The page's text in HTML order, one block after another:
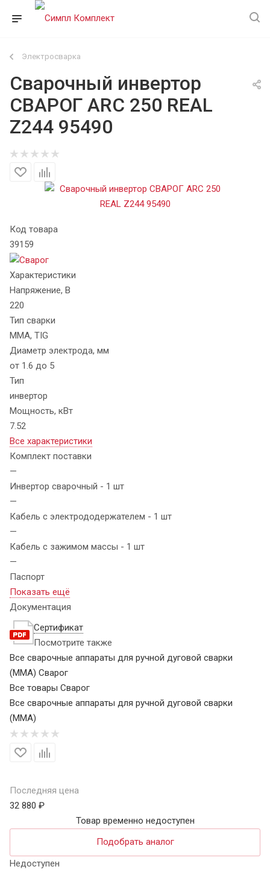
Электросварка
Сварочный инвертор
СВАРОГ ARC 250 REAL
Z244 95490
Код товара
39159
Характеристики
Напряжение, В
220
Тип сварки
MMA, TIG
Диаметр электрода, мм
от 1.6 до 5
Тип
инвертор
Мощность, кВт
7.52
Все характеристики
Комплект поставки
—
Инвертор сварочный - 1 шт
—
Кабель с электрододержателем - 1 шт
—
Кабель с зажимом массы - 1 шт
—
Паспорт
Показать ещё
Документация
Сертификат
Посмотрите также
Все сварочные аппараты для ручной дуговой сварки
(MMA) Сварог
Все товары Сварог
Все сварочные аппараты для ручной дуговой сварки
(MMA)
Последняя цена
32 880 ₽
Товар временно недоступен
Подобрать аналог
Недоступен